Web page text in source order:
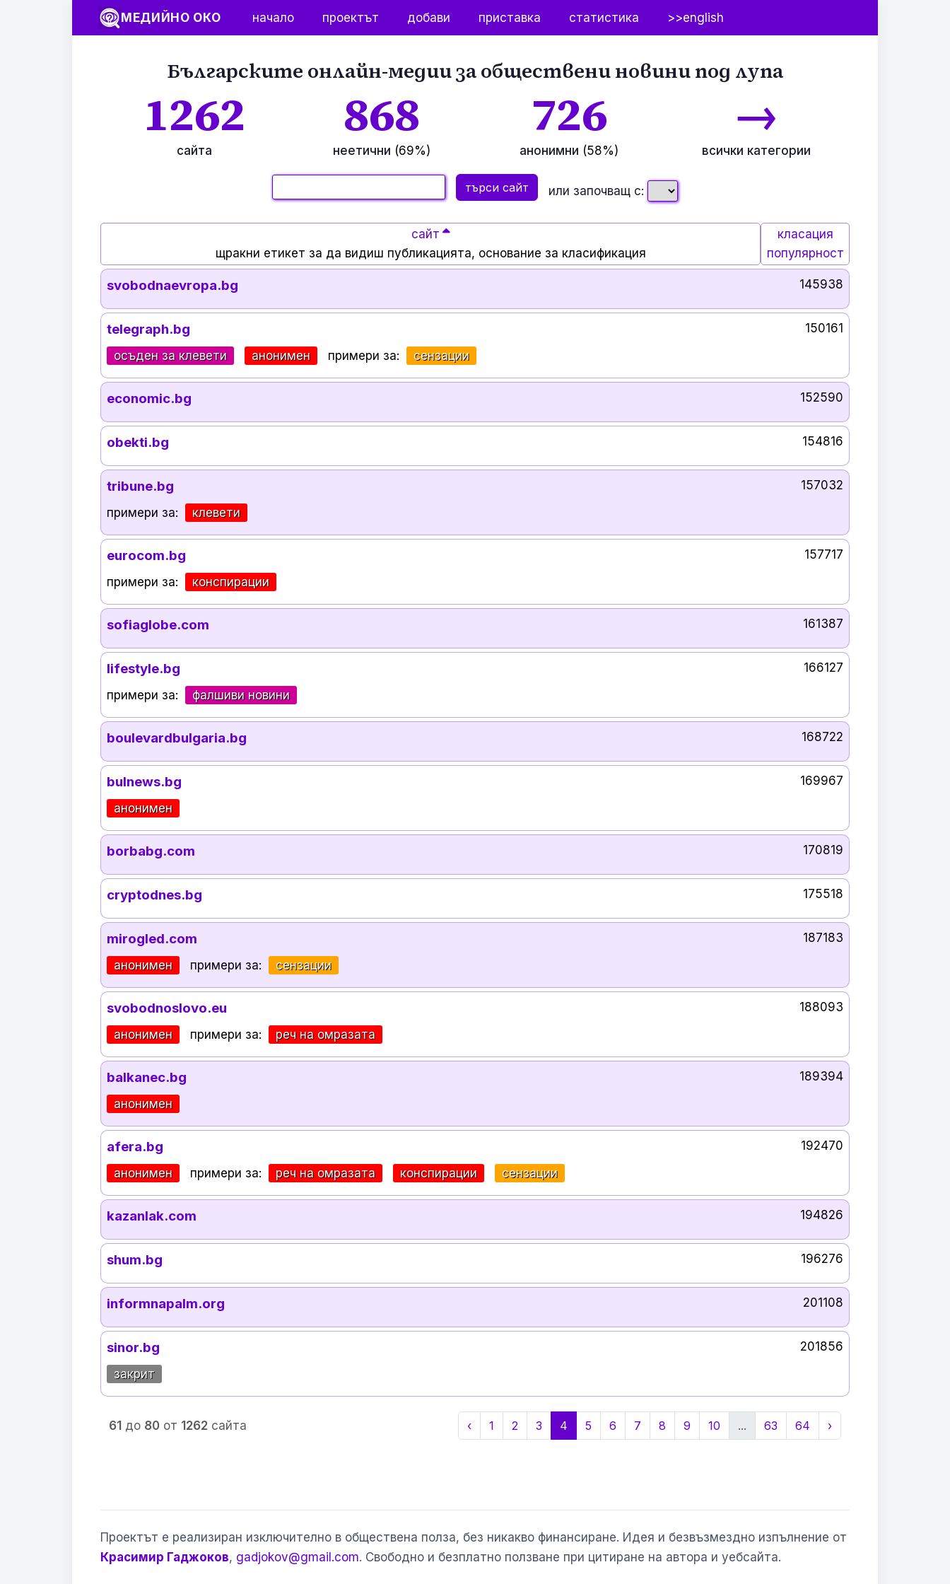
МЕДИЙНО ОКО начало проектът добави приставка статистика >>english
Българските онлайн-медии за обществени новини под лупа
1262
сайта
868
неетични (69%)
726
анонимни (58%)
→
всички категории
или започващ с:
сайт
щракни етикет за да видиш публикацията, основание за класификация
класация
популярност
svobodnaevropa.bg 145938
telegraph.bg
осъден за клевети анонимен примери за: сензации
150161
economic.bg 152590
obekti.bg 154816
tribune.bg
примери за: клевети
157032
eurocom.bg
примери за: конспирации
157717
sofiaglobe.com 161387
lifestyle.bg
примери за: фалшиви новини
166127
boulevardbulgaria.bg 168722
bulnews.bg
анонимен
169967
borbabg.com 170819
cryptodnes.bg 175518
mirogled.com
анонимен примери за: сензации
187183
svobodnoslovo.eu
анонимен примери за: реч на омразата
188093
balkanec.bg
анонимен
189394
afera.bg
анонимен примери за: реч на омразата конспирации сензации
192470
kazanlak.com 194826
shum.bg 196276
informnapalm.org 201108
sinor.bg
закрит
201856
61 до 80 от 1262 сайта ‹ 1 2 3 4 5 6 7 8 9 10 ... 63 64 ›
Проектът е реализиран изключително в обществена полза, без никакво финансиране. Идея и безвъзмездно изпълнение от
Красимир Гаджоков, gadjokov@gmail.com. Свободно и безплатно ползване при цитиране на автора и уебсайта.